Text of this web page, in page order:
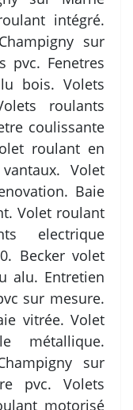
intégré.
sur
pvc. Fenetres
bois. Volets
roulants
coulissante
roulant en
Volet
Baie
Volet roulant
electrique
Becker volet
alu. Entretien
sur mesure.
vitrée. Volet
métallique.
sur
pvc. Volets
motorisé